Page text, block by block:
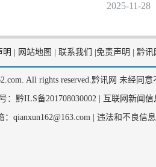
2025-11-28
明 网站地图 联系我们 免责声明 黔讯
All rights reserved.黔讯网 未经同意
：黔ILS备201708030002 | 互联网新闻
qianxun162@163.com | 违法和不良信